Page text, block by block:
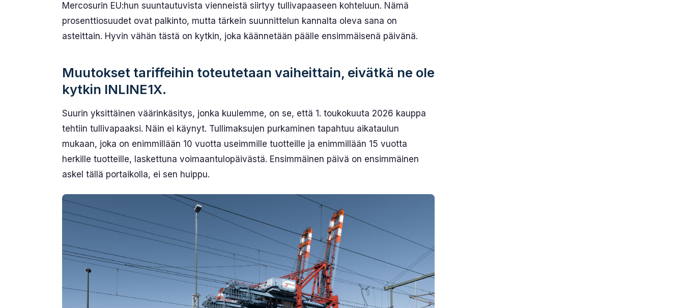
Mercosurin EU:hun suuntautuvista vienneistä siirtyy tullivapaaseen kohteluun. Nämä
prosenttiosuudet ovat palkinto, mutta tärkein suunnittelun kannalta oleva sana on
asteittain. Hyvin vähän tästä on kytkin, joka käännetään päälle ensimmäisenä päivänä.
Muutokset tariffeihin toteutetaan vaiheittain, eivätkä ne ole
kytkin INLINE1X.
Suurin yksittäinen väärinkäsitys, jonka kuulemme, on se, että 1. toukokuuta 2026 kauppa
tehtiin tullivapaaksi. Näin ei käynyt. Tullimaksujen purkaminen tapahtuu aikataulun
mukaan, joka on enimmillään 10 vuotta useimmille tuotteille ja enimmillään 15 vuotta
herkille tuotteille, laskettuna voimaantulopäivästä. Ensimmäinen päivä on ensimmäinen
askel tällä portaikolla, ei sen huippu.